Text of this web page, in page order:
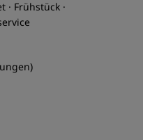
· Frühstück ·